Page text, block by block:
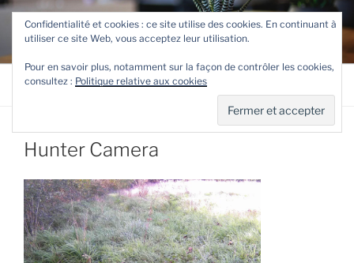
Aller
contenu
principal
TETEVE.FR
Le site de Teteve
Menu
Hunter Camera
Confidentialité et cookies : ce site utilise des cookies. En continuant à
utiliser ce site Web, vous acceptez leur utilisation.
Pour en savoir plus, notamment sur la façon de contrôler les cookies,
consultez : Politique relative aux cookies